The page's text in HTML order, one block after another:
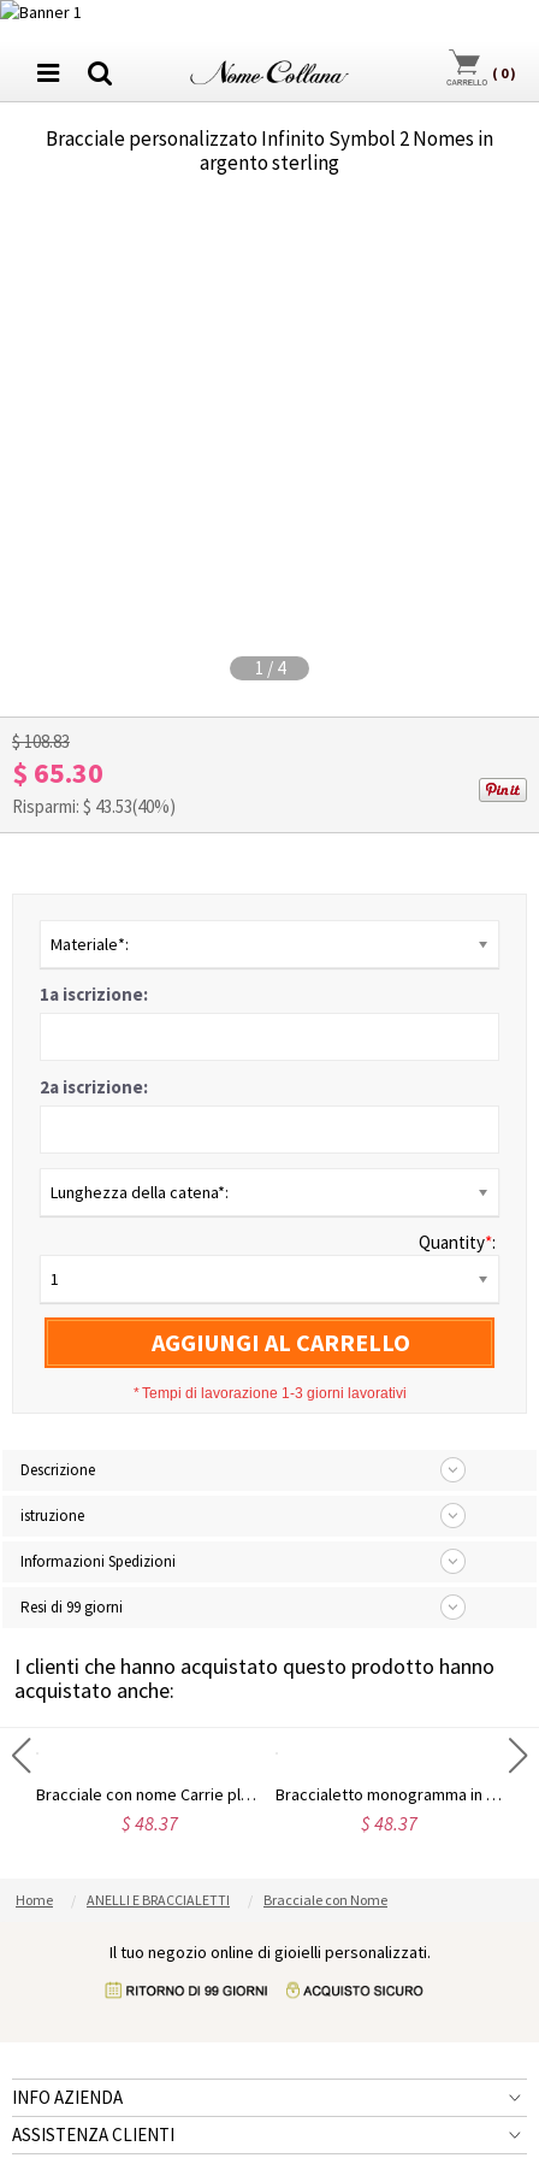
( 0)
Bracciale personalizzato Infinito Symbol 2 Nomes in
argento sterling
1 / 4
$ 108.83
$ 65.30
Risparmi: $ 43.53(40%)
Materiale*:
1a iscrizione:
2a iscrizione:
Lunghezza della catena*:
Quantity*:
1
AGGIUNGI AL CARRELLO
*Tempi di lavorazione 1-3 giorni lavorativi
Descrizione
istruzione
Informazioni Spedizioni
Resi di 99 giorni
I clienti che hanno acquistato questo prodotto hanno
acquistato anche:
Bracciale con nome Carrie placcato oro 18k a doppio scopo
$ 48.37
Braccialetto monogramma in argento sterling personalizzato per lui/lei
$ 48.37
Home ANELLI E BRACCIALETTI Bracciale con Nome
Il tuo negozio online di gioielli personalizzati.
INFO AZIENDA
ASSISTENZA CLIENTI